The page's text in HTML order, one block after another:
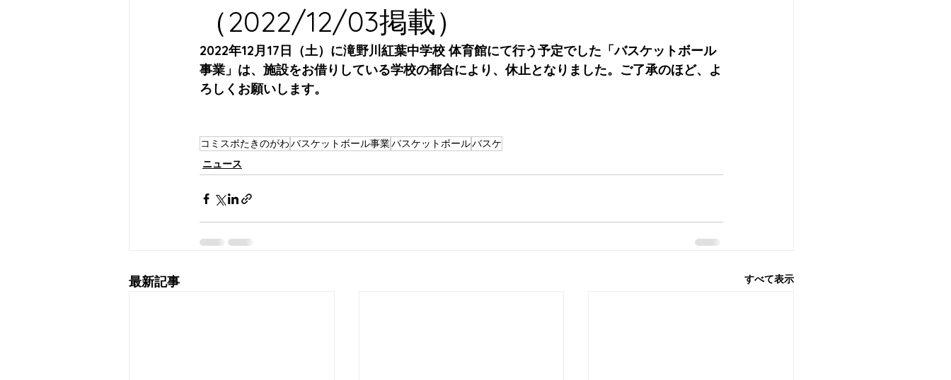
（2022/12/03掲載）
2022年12月17日（土）に滝野川紅葉中学校 体育館にて行う予定でした「バスケットボール
事業」は、施設をお借りしている学校の都合により、休止となりました。ご了承のほど、よ
ろしくお願いします。
コミスポたきのがわバスケットボール事業バスケットボールバスケ
ニュース
最新記事 すべて表示